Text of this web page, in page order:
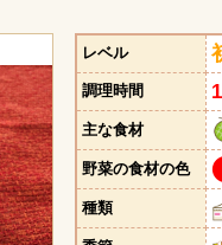
レベル
調理時間
主な食材
野菜の食材の色
種類